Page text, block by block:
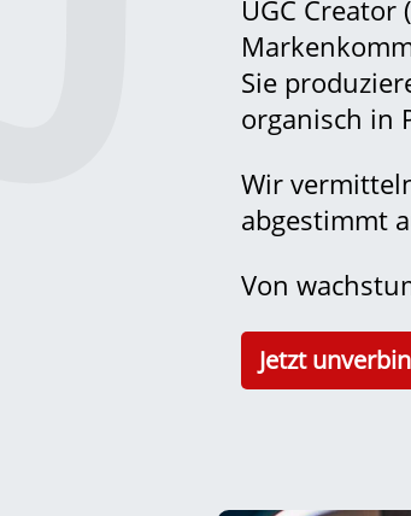
UGC
Sie
organisch in
Wir
abgestimmt
Von
Jetzt